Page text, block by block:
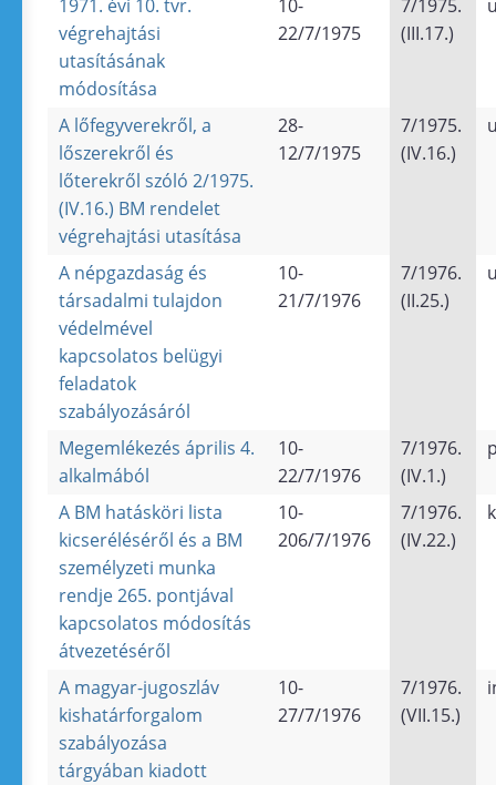
1971. évi 10. tvr.
végrehajtási
utasításának
módosítása
10-
22/7/1975
7/1975.
(III.17.)
A lőfegyverekről, a
lőszerekről és
lőterekről szóló 2/1975.
(IV.16.) BM rendelet
végrehajtási utasítása
28-
12/7/1975
7/1975.
(IV.16.)
A népgazdaság és
társadalmi tulajdon
védelmével
kapcsolatos belügyi
feladatok
szabályozásáról
10-
21/7/1976
7/1976.
(II.25.)
Megemlékezés április 4.
alkalmából
10-
22/7/1976
7/1976.
(IV.1.)
A BM hatásköri lista
kicseréléséről és a BM
személyzeti munka
rendje 265. pontjával
kapcsolatos módosítás
átvezetéséről
10-
206/7/1976
7/1976.
(IV.22.)
A magyar-jugoszláv
kishatárforgalom
szabályozása
tárgyában kiadott
10-
27/7/1976
7/1976.
(VII.15.)